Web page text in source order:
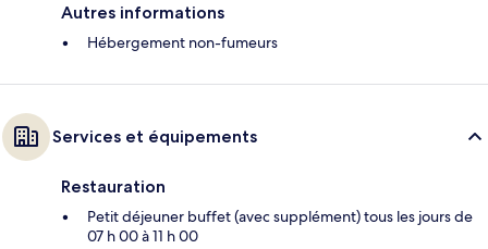
Autres informations
Hébergement non-fumeurs
Services et équipements
Restauration
Petit déjeuner buffet (avec supplément) tous les jours de
07 h 00 à 11 h 00